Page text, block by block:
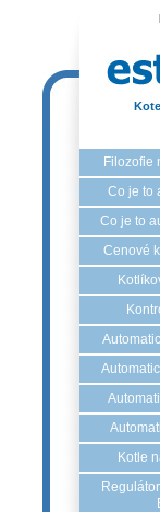
Filozofie
Co je to
Co je to
Cenové
Kotle